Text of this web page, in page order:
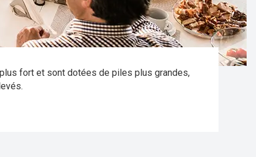
fort et sont dotées de piles plus grandes,